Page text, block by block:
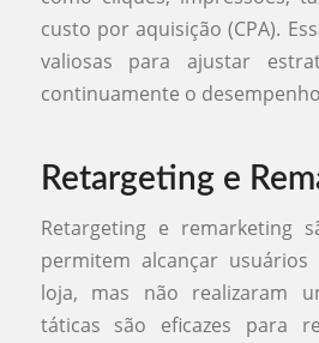
custo por aquisição (CPA).
valiosas para ajustar
continuamente o
Retargeting e
Retargeting e remarketing
permitem alcançar
loja, mas não realizaram
táticas são eficazes para